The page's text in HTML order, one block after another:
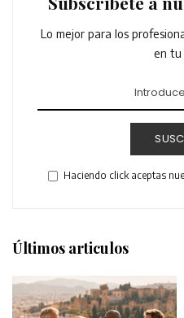
Lo mejor para los
en tu
Haciendo click aceptas
Últimos articulos